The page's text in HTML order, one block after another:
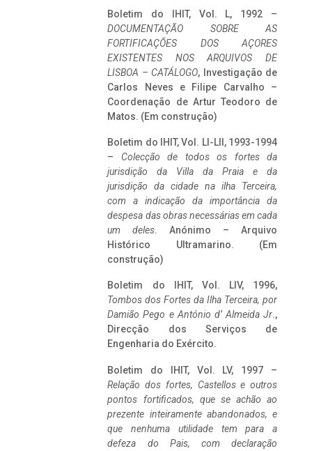
Boletim do IHIT, Vol. L, 1992 –
DOCUMENTAÇÃO SOBRE AS
FORTIFICAÇÕES DOS AÇORES
EXISTENTES NOS ARQUIVOS DE
LISBOA – CATÁLOGO, Investigação de
Carlos Neves e Filipe Carvalho –
Coordenação de Artur Teodoro de
Matos. (Em construção)
Boletim do IHIT, Vol. LI-LII, 1993-1994
– Colecção de todos os fortes da
jurisdição da Villa da Praia e da
jurisdição da cidade na ilha Terceira,
com a indicação da importância da
despesa das obras necessárias em cada
um deles. Anónimo – Arquivo
Histórico Ultramarino. (Em
construção)
Boletim do IHIT, Vol. LIV, 1996,
Tombos dos Fortes da Ilha Terceira, por
Damião Pego e António d’ Almeida Jr.,
Direcção dos Serviços de
Engenharia do Exército.
Boletim do IHIT, Vol. LV, 1997 –
Relação dos fortes, Castellos e outros
pontos fortificados, que se achão ao
prezente inteiramente abandonados, e
que nenhuma utilidade tem para a
defeza do Pais, com declaração